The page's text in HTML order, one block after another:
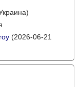
(2026-06-21